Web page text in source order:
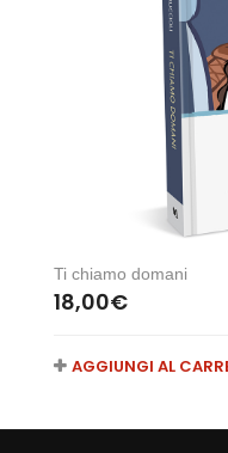
Ti chiamo domani
18,00€
AGGIUNGI AL